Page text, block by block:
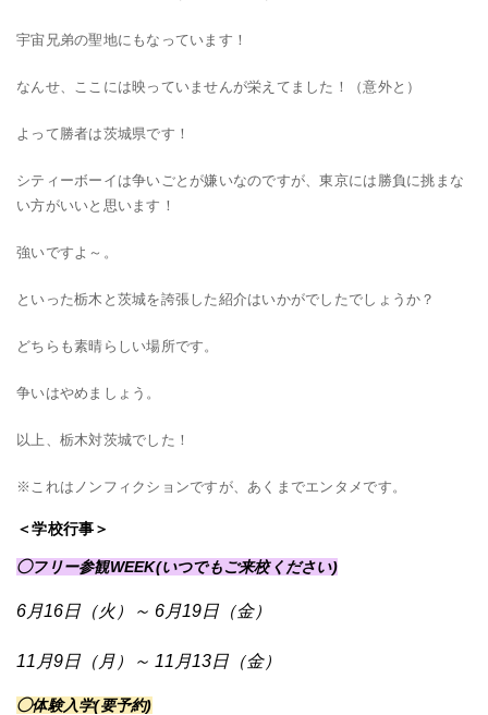
宇宙兄弟の聖地にもなっています！
なんせ、ここには映っていませんが栄えてました！（意外と）
よって勝者は茨城県です！
シティーボーイは争いごとが嫌いなのですが、東京には勝負に挑まな
い方がいいと思います！
強いですよ～。
といった栃木と茨城を誇張した紹介はいかがでしたでしょうか？
どちらも素晴らしい場所です。
争いはやめましょう。
以上、栃木対茨城でした！
※これはノンフィクションですが、あくまでエンタメです。
＜学校行事＞
◯フリー参観WEEK(いつでもご来校ください)
6月16日（火）～ 6月19日（金）
11月9日（月）～ 11月13日（金）
◯体験入学(要予約)